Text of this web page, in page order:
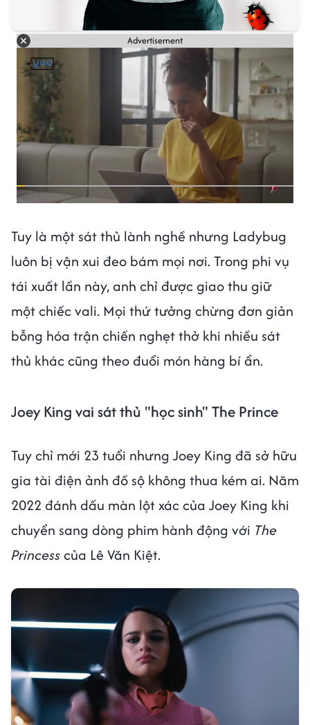
Advertisement
Tuy là một sát thủ lành nghề nhưng Ladybug
luôn bị vận xui đeo bám mọi nơi. Trong phi vụ
tái xuất lần này, anh chỉ được giao thu giữ
một chiếc vali. Mọi thứ tưởng chừng đơn giản
bỗng hóa trận chiến nghẹt thở khi nhiều sát
thủ khác cũng theo đuổi món hàng bí ẩn.
Joey King vai sát thủ "học sinh" The Prince
Tuy chỉ mới 23 tuổi nhưng Joey King đã sở hữu
gia tài điện ảnh đồ sộ không thua kém ai. Năm
2022 đánh dấu màn lột xác của Joey King khi
chuyển sang dòng phim hành động với The
Princesscủa Lê Văn Kiệt.